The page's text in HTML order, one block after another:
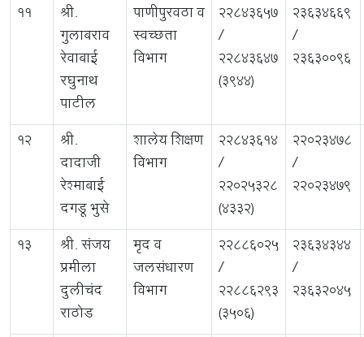
11
श्री.
गुलाबराव
रेवाबाई
रघुनाथ
पाटील
पाणीपुरवठा व
स्वच्छता
विभाग
22843657
/
22843647
(3944)
23634669
/
23630096
12
श्री.
दादाजी
रेश्माबाई
दगडू भुसे
शालेय शिक्षण
विभाग
22843614
/
22025328
(4332)
22023478
/
22023479
13
श्री. संजय
प्रमीला
दुलीचंद
राठोड
मृद व
जलसंधारण
विभाग
22886025
/
22886293
(3506)
23634344
/
23632045